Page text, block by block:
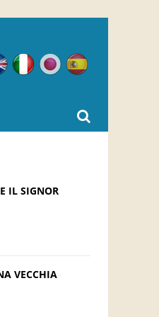
IngleseItalianoGiapponese
IL SIGNOR
VECCHIA